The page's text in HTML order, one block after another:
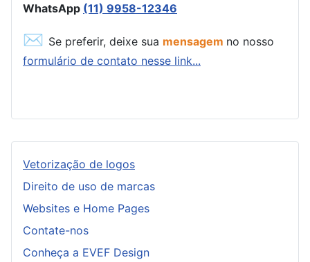
Vetorização de logos
Direito de uso de marcas
Websites e Home Pages
Contate-nos
Conheça a EVEF Design
WhatsApp (11) 9958-12346
✉ Se preferir, deixe sua mensagem no nosso
formulário de contato nesse link...